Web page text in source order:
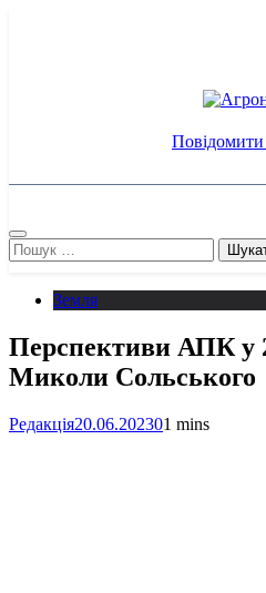
Новини
Пошук:
Земля
Перспективи АПК у
Миколи Сольського
Редакція20.06.202301 mins